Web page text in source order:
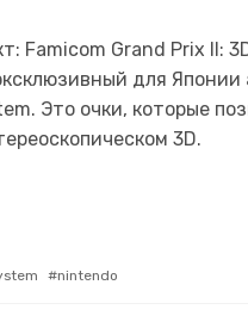
Famicom Grand Prix II:
для Японии
Это очки, которые
3D.
nintendo